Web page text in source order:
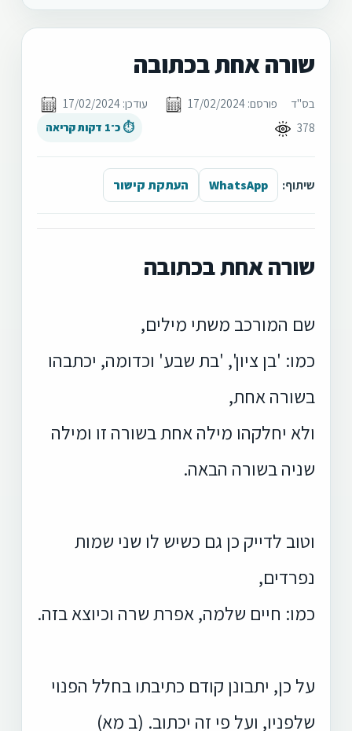
שורה אחת בכתובה
בס"ד פורסם: 17/02/2024
עודכן: 17/02/2024
378
⏱ כ־1 דקות קריאה
שיתוף: WhatsApp העתקת קישור
שורה אחת בכתובה
שם המורכב משתי מילים,
כמו: 'בן ציון', 'בת שבע' וכדומה, יכתבהו
בשורה אחת,
ולא יחלקהו מילה אחת בשורה זו ומילה
שניה בשורה הבאה.
וטוב לדייק כן גם כשיש לו שני שמות
נפרדים,
כמו: חיים שלמה, אפרת שרה וכיוצא בזה.
על כן, יתבונן קודם כתיבתו בחלל הפנוי
שלפניו, ועל פי זה יכתוב. (ב מא)